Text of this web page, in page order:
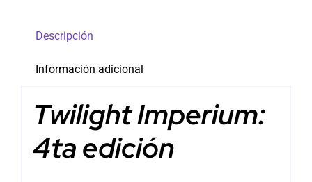
Descripción
Información adicional
Twilight Imperium:
4ta edición